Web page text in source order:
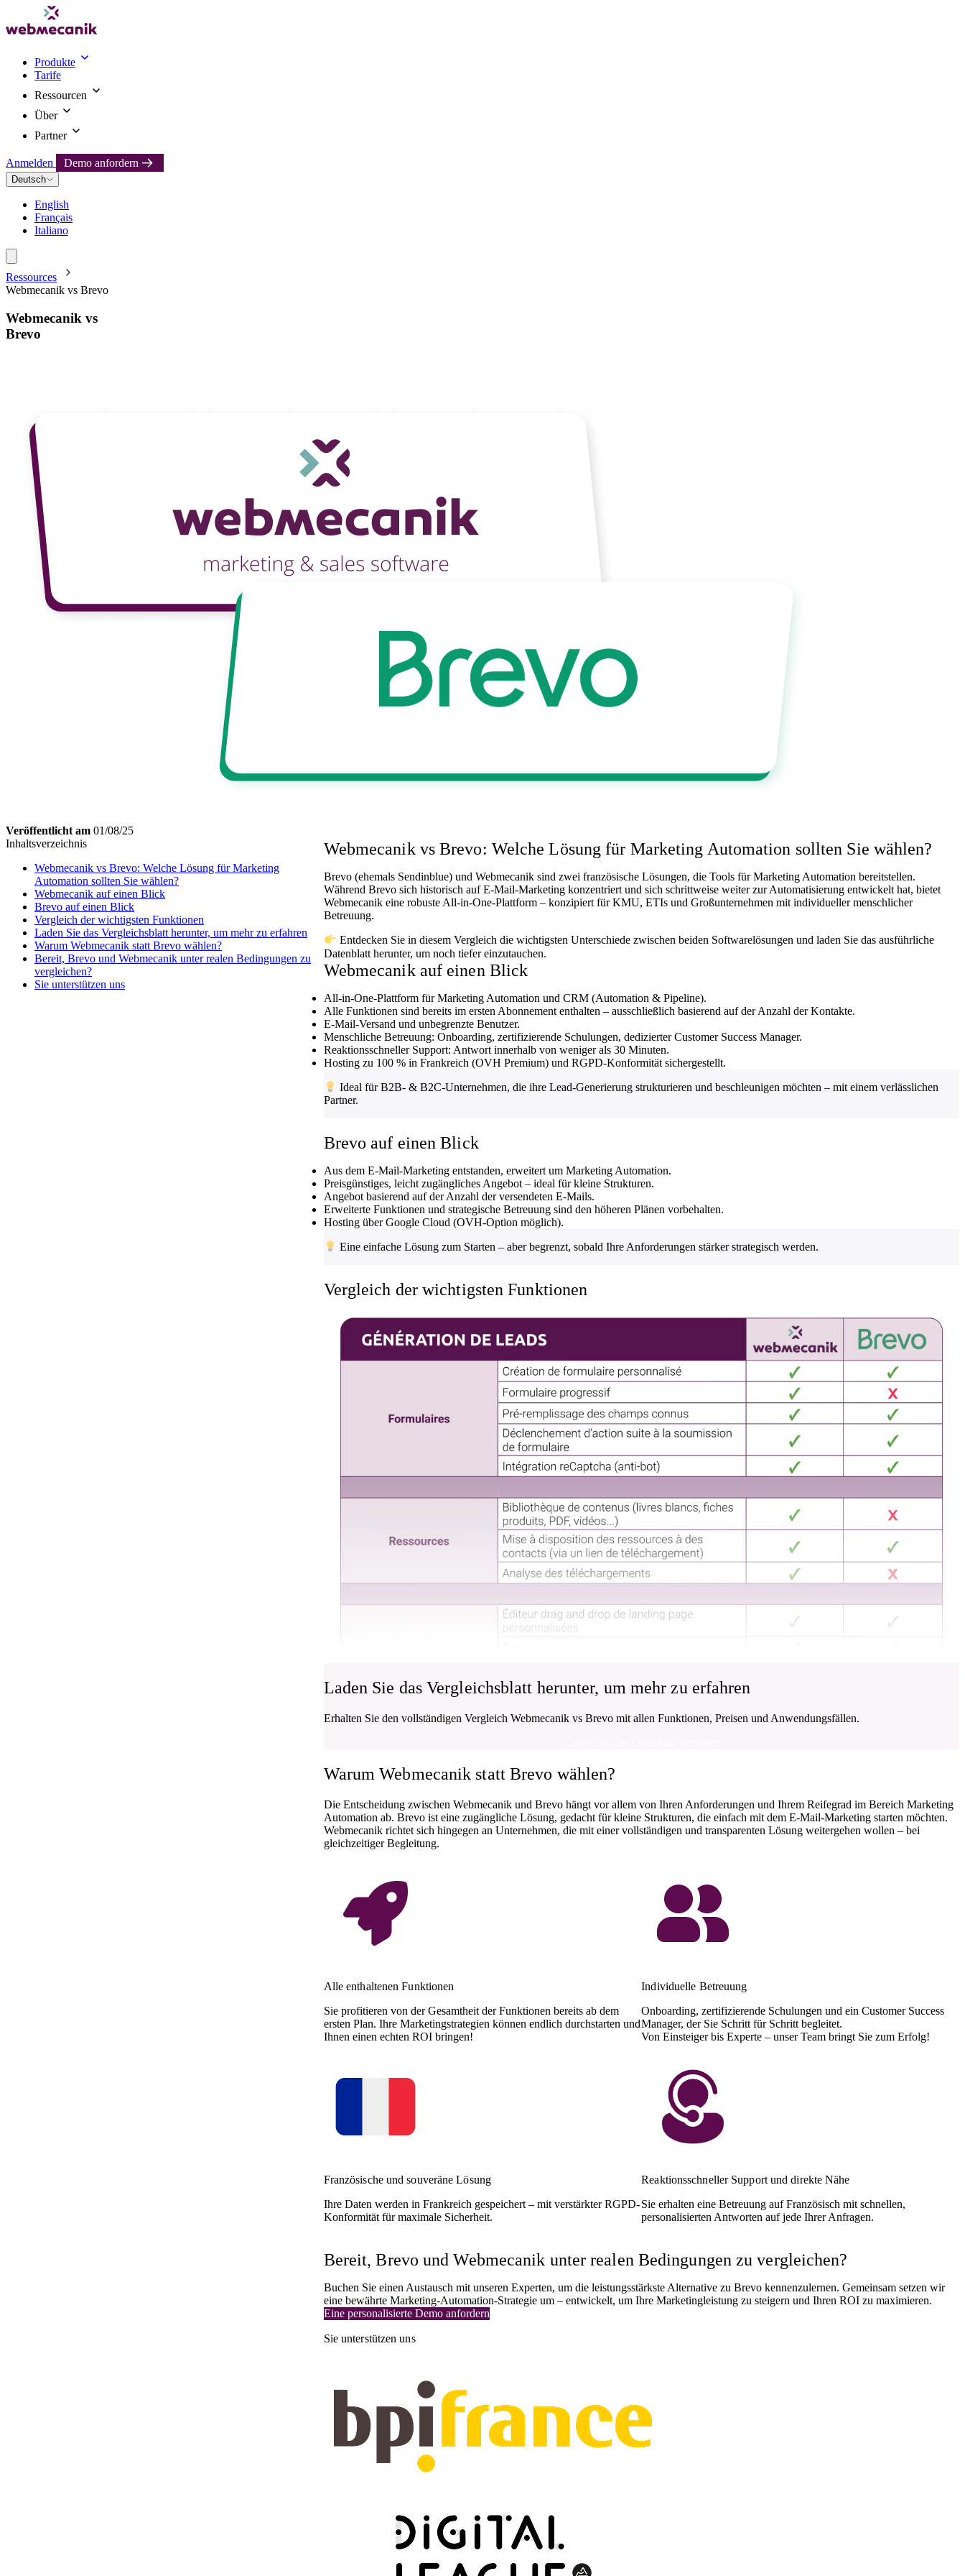
Produkte
Tarife
Ressourcen
Über
Partner
Anmelden Demo anfordern
Deutsch
English
Français
Italiano
Ressources
Webmecanik vs Brevo
Webmecanik vs
Brevo
Veröffentlicht am 01/08/25
Inhaltsverzeichnis
Webmecanik vs Brevo: Welche Lösung für Marketing
Automation sollten Sie wählen?
Webmecanik auf einen Blick
Brevo auf einen Blick
Vergleich der wichtigsten Funktionen
Laden Sie das Vergleichsblatt herunter, um mehr zu erfahren
Warum Webmecanik statt Brevo wählen?
Bereit, Brevo und Webmecanik unter realen Bedingungen zu
vergleichen?
Sie unterstützen uns
Webmecanik vs Brevo: Welche Lösung für Marketing Automation sollten Sie wählen?
Brevo (ehemals Sendinblue) und Webmecanik sind zwei französische Lösungen, die Tools für Marketing Automation bereitstellen.
Während Brevo sich historisch auf E-Mail-Marketing konzentriert und sich schrittweise weiter zur Automatisierung entwickelt hat, bietet
Webmecanik eine robuste All-in-One-Plattform – konzipiert für KMU, ETIs und Großunternehmen mit individueller menschlicher
Betreuung.
Entdecken Sie in diesem Vergleich die wichtigsten Unterschiede zwischen beiden Softwarelösungen und laden Sie das ausführliche
Datenblatt herunter, um noch tiefer einzutauchen.
Webmecanik auf einen Blick
All-in-One-Plattform für Marketing Automation und CRM (Automation & Pipeline).
Alle Funktionen sind bereits im ersten Abonnement enthalten – ausschließlich basierend auf der Anzahl der Kontakte.
E-Mail-Versand und unbegrenzte Benutzer.
Menschliche Betreuung: Onboarding, zertifizierende Schulungen, dedizierter Customer Success Manager.
Reaktionsschneller Support: Antwort innerhalb von weniger als 30 Minuten.
Hosting zu 100 % in Frankreich (OVH Premium) und RGPD-Konformität sichergestellt.
Ideal für B2B- & B2C-Unternehmen, die ihre Lead-Generierung strukturieren und beschleunigen möchten – mit einem verlässlichen
Partner.
Brevo auf einen Blick
Aus dem E-Mail-Marketing entstanden, erweitert um Marketing Automation.
Preisgünstiges, leicht zugängliches Angebot – ideal für kleine Strukturen.
Angebot basierend auf der Anzahl der versendeten E-Mails.
Erweiterte Funktionen und strategische Betreuung sind den höheren Plänen vorbehalten.
Hosting über Google Cloud (OVH-Option möglich).
Eine einfache Lösung zum Starten – aber begrenzt, sobald Ihre Anforderungen stärker strategisch werden.
Vergleich der wichtigsten Funktionen
Laden Sie das Vergleichsblatt herunter, um mehr zu erfahren
Erhalten Sie den vollständigen Vergleich Webmecanik vs Brevo mit allen Funktionen, Preisen und Anwendungsfällen.
Warum Webmecanik statt Brevo wählen?
Die Entscheidung zwischen Webmecanik und Brevo hängt vor allem von Ihren Anforderungen und Ihrem Reifegrad im Bereich Marketing
Automation ab. Brevo ist eine zugängliche Lösung, gedacht für kleine Strukturen, die einfach mit dem E-Mail-Marketing starten möchten.
Webmecanik richtet sich hingegen an Unternehmen, die mit einer vollständigen und transparenten Lösung weitergehen wollen – bei
gleichzeitiger Begleitung.
Alle enthaltenen Funktionen
Sie profitieren von der Gesamtheit der Funktionen bereits ab dem
ersten Plan. Ihre Marketingstrategien können endlich durchstarten und
Ihnen einen echten ROI bringen!
Individuelle Betreuung
Onboarding, zertifizierende Schulungen und ein Customer Success
Manager, der Sie Schritt für Schritt begleitet.
Von Einsteiger bis Experte – unser Team bringt Sie zum Erfolg!
Französische und souveräne Lösung
Ihre Daten werden in Frankreich gespeichert – mit verstärkter RGPD-
Konformität für maximale Sicherheit.
Reaktionsschneller Support und direkte Nähe
Sie erhalten eine Betreuung auf Französisch mit schnellen,
personalisierten Antworten auf jede Ihrer Anfragen.
Bereit, Brevo und Webmecanik unter realen Bedingungen zu vergleichen?
Buchen Sie einen Austausch mit unseren Experten, um die leistungsstärkste Alternative zu Brevo kennenzulernen. Gemeinsam setzen wir
eine bewährte Marketing-Automation-Strategie um – entwickelt, um Ihre Marketingleistung zu steigern und Ihren ROI zu maximieren.
Eine personalisierte Demo anfordern
Sie unterstützen uns